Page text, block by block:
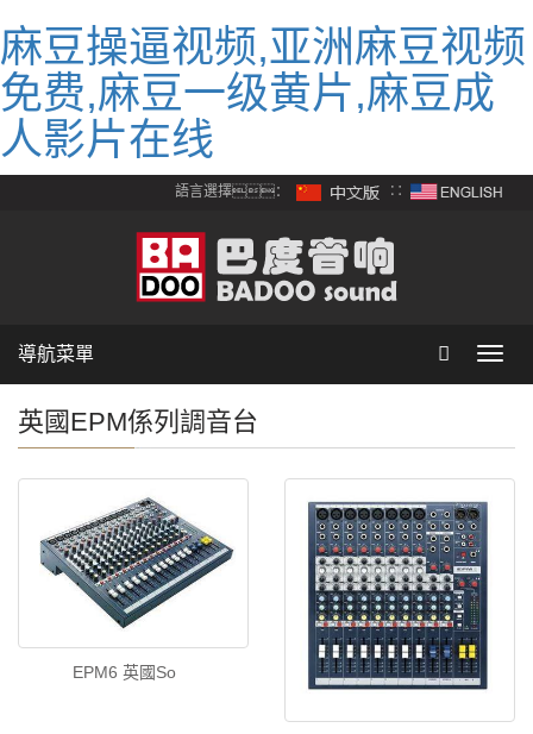
麻豆操逼视频,亚洲麻豆视频
免费,麻豆一级黄片,麻豆成
人影片在线
語言選擇： ∷
導航菜單
英國EPM係列調音台
EPM6 英國So